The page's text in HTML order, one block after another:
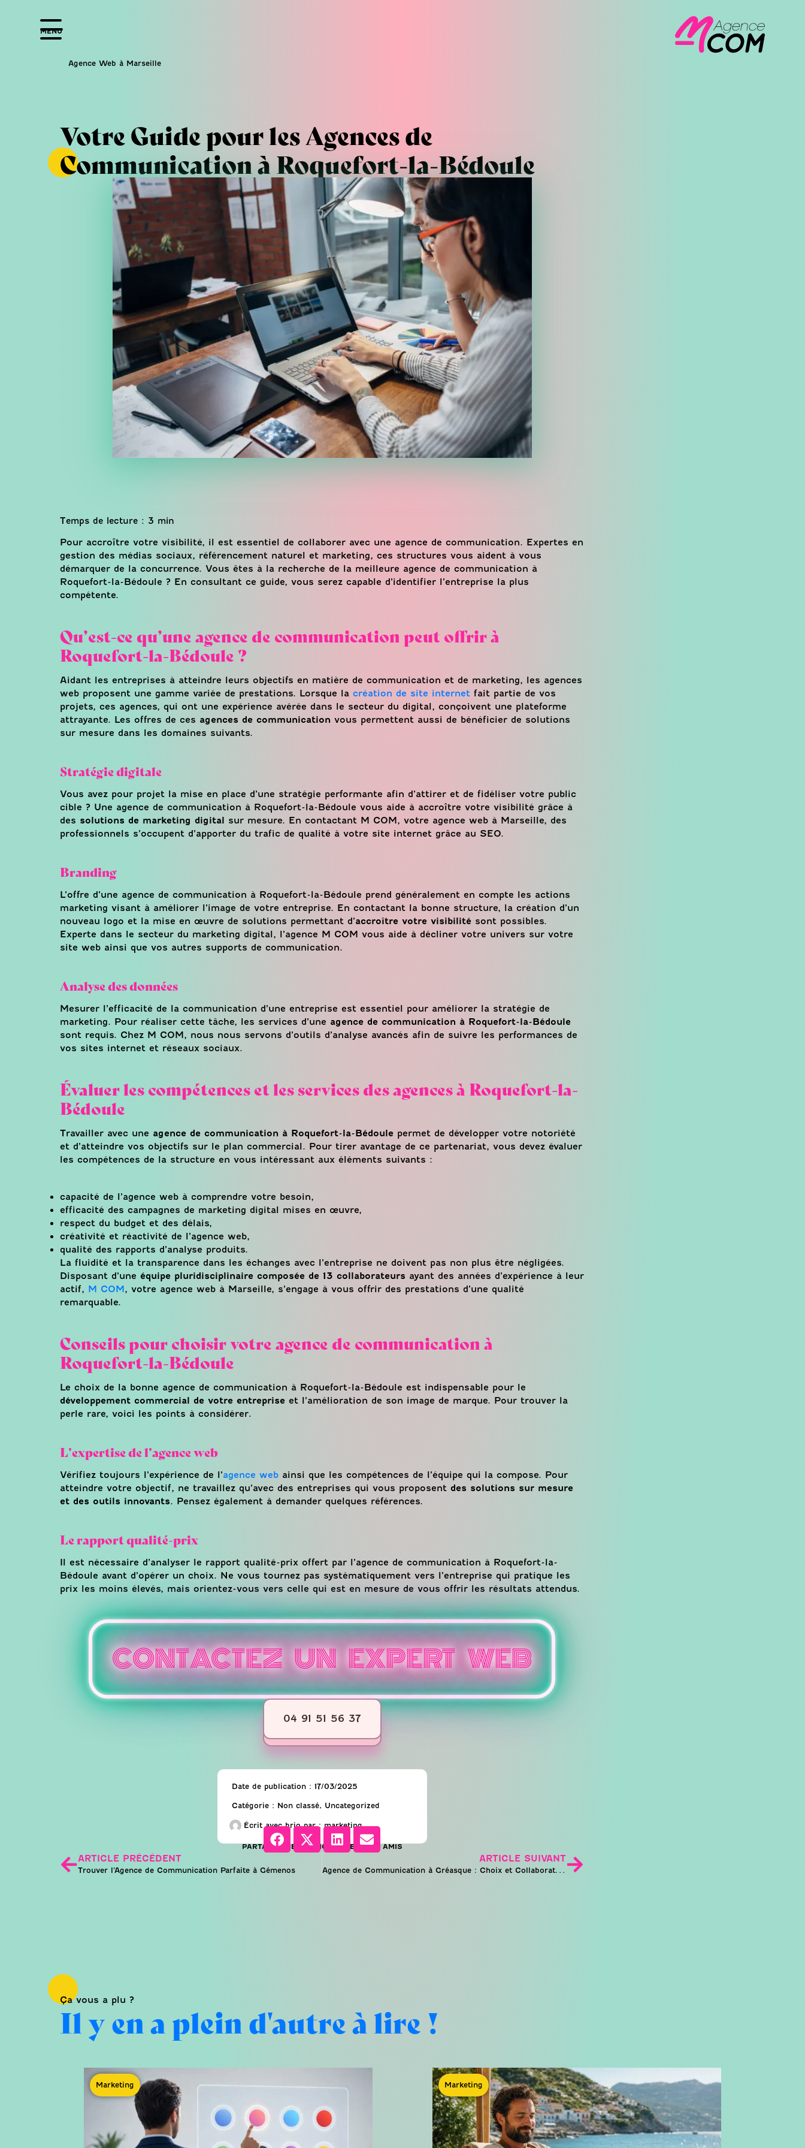
MENU
Agence Web à Marseille
Votre Guide pour les Agences de
Communication à Roquefort-la-Bédoule
Pour accroître votre visibilité, il est essentiel de collaborer avec une agence de communication. Expertes en
gestion des médias sociaux, référencement naturel et marketing, ces structures vous aident à vous
démarquer de la concurrence. Vous êtes à la recherche de la meilleure agence de communication à
Roquefort-la-Bédoule ? En consultant ce guide, vous serez capable d’identifier l’entreprise la plus
compétente.
Qu’est-ce qu’une agence de communication peut offrir à
Roquefort-la-Bédoule ?
Aidant les entreprises à atteindre leurs objectifs en matière de communication et de marketing, les agences
web proposent une gamme variée de prestations. Lorsque la création de site internet fait partie de vos
projets, ces agences, qui ont une expérience avérée dans le secteur du digital, conçoivent une plateforme
attrayante. Les offres de ces agences de communication vous permettent aussi de bénéficier de solutions
sur mesure dans les domaines suivants.
Stratégie digitale
Vous avez pour projet la mise en place d’une stratégie performante afin d’attirer et de fidéliser votre public
cible ? Une agence de communication à Roquefort-la-Bédoule vous aide à accroître votre visibilité grâce à
des solutions de marketing digital sur mesure. En contactant M COM, votre agence web à Marseille, des
professionnels s’occupent d’apporter du trafic de qualité à votre site internet grâce au SEO.
Branding
L’offre d’une agence de communication à Roquefort-la-Bédoule prend généralement en compte les actions
marketing visant à améliorer l’image de votre entreprise. En contactant la bonne structure, la création d’un
nouveau logo et la mise en œuvre de solutions permettant d’accroître votre visibilité sont possibles.
Experte dans le secteur du marketing digital, l’agence M COM vous aide à décliner votre univers sur votre
site web ainsi que vos autres supports de communication.
Analyse des données
Mesurer l’efficacité de la communication d’une entreprise est essentiel pour améliorer la stratégie de
marketing. Pour réaliser cette tâche, les services d’une agence de communication à Roquefort-la-Bédoule
sont requis. Chez M COM, nous nous servons d’outils d’analyse avancés afin de suivre les performances de
vos sites internet et réseaux sociaux.
Évaluer les compétences et les services des agences à Roquefort-la-
Bédoule
Travailler avec une agence de communication à Roquefort-la-Bédoule permet de développer votre notoriété
et d’atteindre vos objectifs sur le plan commercial. Pour tirer avantage de ce partenariat, vous devez évaluer
les compétences de la structure en vous intéressant aux éléments suivants :
capacité de l’agence web à comprendre votre besoin,
efficacité des campagnes de marketing digital mises en œuvre,
respect du budget et des délais,
créativité et réactivité de l’agence web,
qualité des rapports d’analyse produits.
La fluidité et la transparence dans les échanges avec l’entreprise ne doivent pas non plus être négligées.
Disposant d’une équipe pluridisciplinaire composée de 13 collaborateurs ayant des années d’expérience à leur
actif, M COM, votre agence web à Marseille, s’engage à vous offrir des prestations d’une qualité
remarquable.
Conseils pour choisir votre agence de communication à
Roquefort-la-Bédoule
Le choix de la bonne agence de communication à Roquefort-la-Bédoule est indispensable pour le
développement commercial de votre entreprise et l’amélioration de son image de marque. Pour trouver la
perle rare, voici les points à considérer.
L’expertise de l’agence web
Vérifiez toujours l’expérience de l’agence web ainsi que les compétences de l’équipe qui la compose. Pour
atteindre votre objectif, ne travaillez qu’avec des entreprises qui vous proposent des solutions sur mesure
et des outils innovants. Pensez également à demander quelques références.
Le rapport qualité-prix
Il est nécessaire d’analyser le rapport qualité-prix offert par l’agence de communication à Roquefort-la-
Bédoule avant d’opérer un choix. Ne vous tournez pas systématiquement vers l’entreprise qui pratique les
prix les moins élevés, mais orientez-vous vers celle qui est en mesure de vous offrir les résultats attendus.
CONTACTEZ UN EXPERT WEB
04 91 51 56 37
Date de publication : 17/03/2025
Catégorie : Non classé, Uncategorized
Écrit avec brio par : marketing
PARTAGEZ CET ARTICLE AVEC VOS AMIS
ARTICLE PRÉCÉDENT
Trouver l’Agence de Communication Parfaite à Gémenos
ARTICLE SUIVANT
Agence de Communication à Gréasque : Choix et Collaboration
Ça vous a plu ?
Il y en a plein d'autre à lire !
Marketing Marketing